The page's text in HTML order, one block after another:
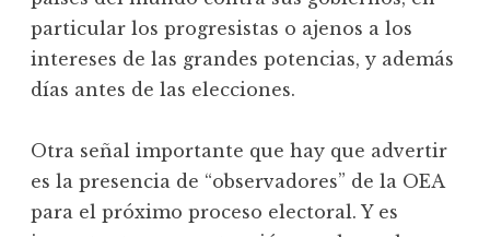
particular los progresistas o ajenos a los
intereses de las grandes potencias, y además
días antes de las elecciones.
Otra señal importante que hay que advertir
es la presencia de “observadores” de la OEA
para el próximo proceso electoral. Y es